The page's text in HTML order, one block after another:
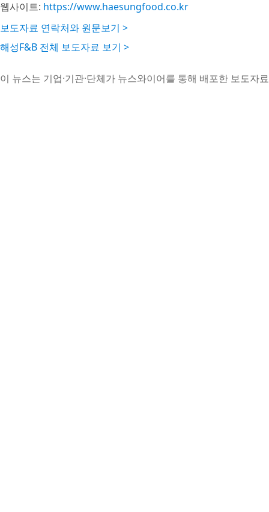
웹사이트: https://www.haesungfood.co.kr
보도자료 연락처와 원문보기 >
해성F&B 전체 보도자료 보기 >
이 뉴스는 기업·기관·단체가 뉴스와이어를 통해 배포한 보도자